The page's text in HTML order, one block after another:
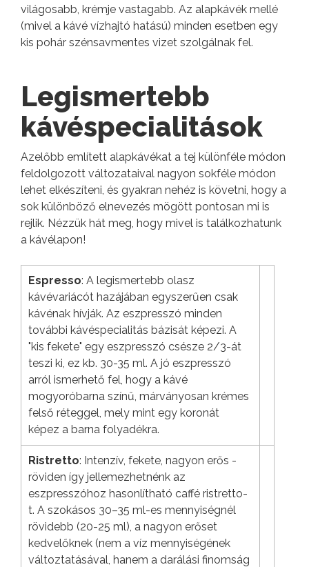
világosabb, krémje vastagabb. Az alapkávék mellé
(mivel a kávé vízhajtó hatású) minden esetben egy
kis pohár szénsavmentes vizet szolgálnak fel.
Legismertebb
kávéspecialitások
Azelőbb említett alapkávékat a tej különféle módon
feldolgozott változataival nagyon sokféle módon
lehet elkészíteni, és gyakran nehéz is követni, hogy a
sok különböző elnevezés mögött pontosan mi is
rejlik. Nézzük hát meg, hogy mivel is találkozhatunk
a kávélapon!
Espresso: A legismertebb olasz
kávévariácót hazájában egyszerűen csak
kávénak hívják. Az eszpresszó minden
további kávéspecialitás bázisát képezi. A
"kis fekete" egy eszpresszó csésze 2/3-át
teszi ki, ez kb. 30-35 ml. A jó eszpresszó
arról ismerhető fel, hogy a kávé
mogyoróbarna színű, márványosan krémes
felső réteggel, mely mint egy koronát
képez a barna folyadékra.
Ristretto: Intenzív, fekete, nagyon erős -
röviden így jellemezhetnénk az
eszpresszóhoz hasonlítható caffé ristretto-
t. A szokásos 30–35 ml-es mennyiségnél
rövidebb (20-25 ml), a nagyon erőset
kedvelőknek (nem a víz mennyiségének
változtatásával, hanem a darálási finomság